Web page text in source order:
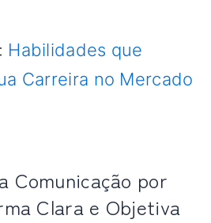
Habilidades que
Carreira no Mercado
Comunicação por
Clara e Objetiva